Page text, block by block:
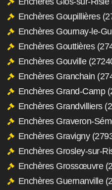
Enchères Goupillières
Enchères Gournay-le-
Enchères Gouttières
Enchères Gouville
Enchères Granchain
Enchères Grand-Camp
Enchères Grandvilliers
Enchères Graveron-
Enchères Gravigny
Enchères Grosley-sur-
Enchères Grossœuvre
Enchères Guernanville